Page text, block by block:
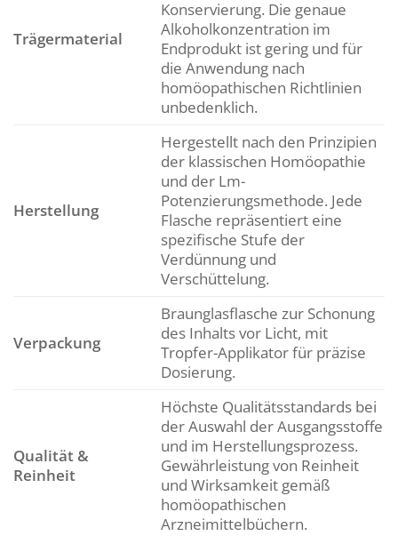
Trägermaterial
Konservierung. Die genaue
Alkoholkonzentration im
Endprodukt ist gering und für
die Anwendung nach
homöopathischen Richtlinien
unbedenklich.
Herstellung
Hergestellt nach den Prinzipien
der klassischen Homöopathie
und der Lm-
Potenzierungsmethode. Jede
Flasche repräsentiert eine
spezifische Stufe der
Verdünnung und
Verschüttelung.
Verpackung
Braunglasflasche zur Schonung
des Inhalts vor Licht, mit
Tropfer-Applikator für präzise
Dosierung.
Qualität &
Reinheit
Höchste Qualitätsstandards bei
der Auswahl der Ausgangsstoffe
und im Herstellungsprozess.
Gewährleistung von Reinheit
und Wirksamkeit gemäß
homöopathischen
Arzneimittelbüchern.